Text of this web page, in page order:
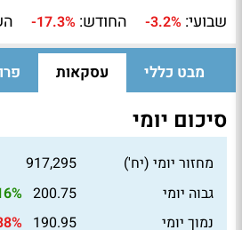
שבועי: -3.2% החודש: -17.3%
מבט כללי עסקאות
סיכום יומי
מחזור יומי (יח')
917,295
גבוה יומי
200.75
נמוך יומי
190.95